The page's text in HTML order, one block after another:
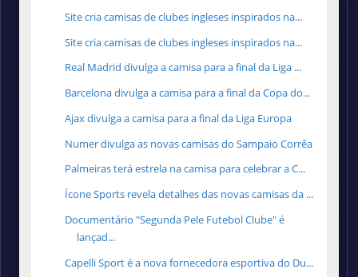
Site cria camisas de clubes ingleses inspirados na...
Site cria camisas de clubes ingleses inspirados na...
Real Madrid divulga a camisa para a final da Liga ...
Barcelona divulga a camisa para a final da Copa do...
Ajax divulga a camisa para a final da Liga Europa
Numer divulga as novas camisas do Sampaio Corrêa
Palmeiras terá estrela na camisa para celebrar a C...
Ícone Sports revela detalhes das novas camisas da ...
Documentário "Segunda Pele Futebol Clube" é
lançad...
Capelli Sport é a nova fornecedora esportiva do Du...